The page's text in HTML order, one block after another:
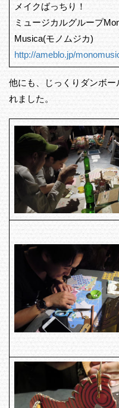
メイクばっちり！
ミュージカルグループ
Musica(モノムジカ)
http://ameblo.jp/
他にも、じっくりダンボー
れました。